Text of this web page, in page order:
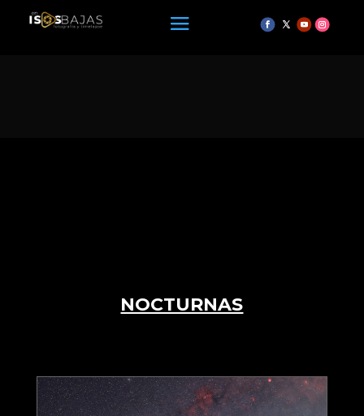
NOCTURNAS